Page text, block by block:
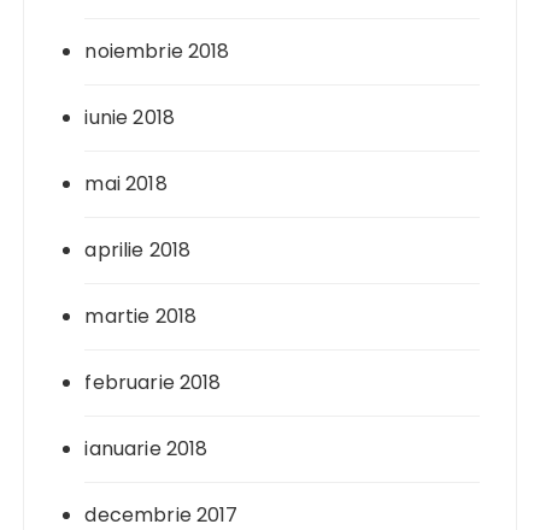
noiembrie 2018
iunie 2018
mai 2018
aprilie 2018
martie 2018
februarie 2018
ianuarie 2018
decembrie 2017